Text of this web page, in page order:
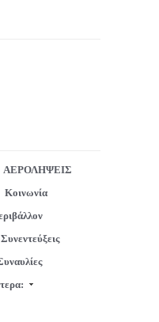
ΑΕΡΟΛΗΨΕΙΣ
Κοινωνία
Συνεντεύξεις